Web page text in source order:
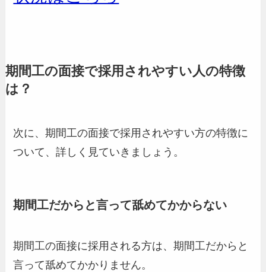
期間工の面接で採用されやすい人の特徴
は？
次に、期間工の面接で採用されやすい方の特徴に
ついて、詳しく見ていきましょう。
期間工だからと言って舐めてかからない
期間工の面接に採用される方は、期間工だからと
言って舐めてかかりません。